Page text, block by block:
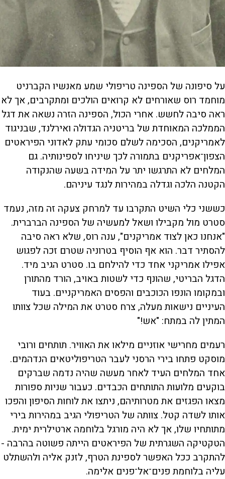
על סיפונה של הספינה טריפולי שמע מאנשיו הקברניט
מוחמד רוס שאורחים לא קרואים הולכים ומתקרבים, אך לא
ראה סיבה לחשש. אחרי הכול, הספינה הזרה נשאה את דגל
הממלכה המאוחדת של בריטניה הגדולה ואירלנד, שבניגוד
לאמריקנים, הסכימה לשלם סכומי עתק לאדוני הפיראטים
הצפון־אפריקנים בתמורה לכך שיניחו לספינותיה. גם
המלחים לא התרגשו יתר על המידה בשעה שהנקודה
הקטנה הלכה וגדלה במהירות לנגד עיניהם.
כששני כלי השיט התקרבו עד למרחק צעקה זה מזה, נעמד
סטרט מול מקבילו ושאל למעשיה של הספינה הברברית.
"אנחנו כאן לצוד אמריקנים", ענה רוס, שלא ראה סיבה
להסתיר דבר. הוא אף הוסיף בטרוניה שטרם זכה לפגוש
אפילו אמריקני אחד כדי להילחם בו. סטרט הגיב מיד.
הדגל הבריטי, שהונף כדי לשטות באויב, הורד מהתורן
ובמקומו הונפו הכוכבים והפסים האמריקניים. בעוד
העיניים נישאות מעלה, צרח סטרט את המילה שכל צוותו
המתין לה במתח: "אש!"
רעמים מחרישי אוזניים מילאו את האוויר. תותחים ורובי
מוסקט פתחו בירי הרסני לעבר הטריפוליטאים הנדהמים.
אחד המלחים העיד לאחר מעשה שהיה נדמה שברקים
בוקעים מלועות התותחים הכבדים. כעבור שניות ספורות
מצאו הפגזים את מטרותיהם, ניתצו את לוחות הסיפון והפכו
אותו לשדה קטל. צוותה של הטריפולי הגיב במהירות בירי
מתותחיו שלו, אך לא היה מורגל בלוחמה ארטילרית ימית.
הטקטיקה השגרתית של הפיראטים הייתה פשוטה בהרבה -
להתקרב ככל האפשר לספינת הטרף, לזנק אליה ולהשתלט
עליה בלוחמת פנים־אל־פנים אלימה.